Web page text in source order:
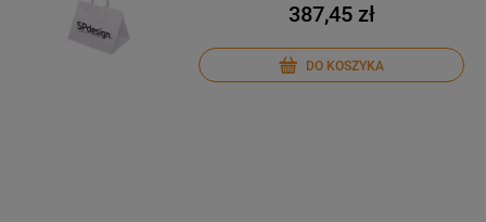
387,45 zł
DO KOSZYKA